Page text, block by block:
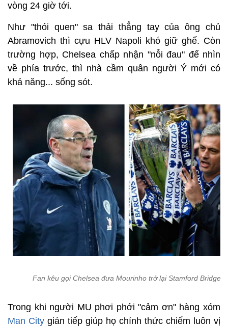
vòng 24 giờ tới.
Như "thói quen" sa thải thẳng tay của ông chủ
Abramovich thì cựu HLV Napoli khó giữ ghế. Còn
trường hợp, Chelsea chấp nhận "nỗi đau" để nhìn
về phía trước, thì nhà cầm quân người Ý mới có
khả năng... sống sót.
Fan kêu gọi Chelsea đưa Mourinho trở lại Stamford Bridge
Trong khi người MU phơi phới "cảm ơn" hàng xóm
Man City gián tiếp giúp họ chính thức chiếm luôn vị